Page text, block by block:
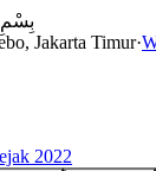
بِسْمِ
Jakarta Timur·
2022